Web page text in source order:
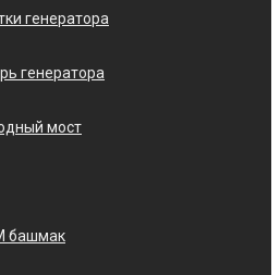
генератора
генератора
мост
башмак